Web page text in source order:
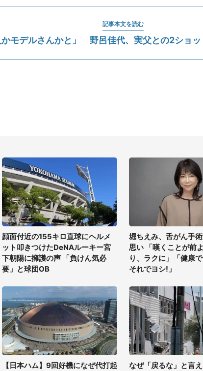
記事本文を読む
かモデルさんかと」 野呂佳代、実父との2ショ
顔面付近の155キロ直球にヘルメ
ット叩きつけたDeNAルーキー宮
下朝陽に擁護の声 「負けん気必
要」と球団OB
堀ちえみ、舌がん手
思い 「嘆くことが前
り、ラクに」「健康
それでヨシ!」
【日本ハム】9回好機になぜ代打起
なぜ「戻るな」と言